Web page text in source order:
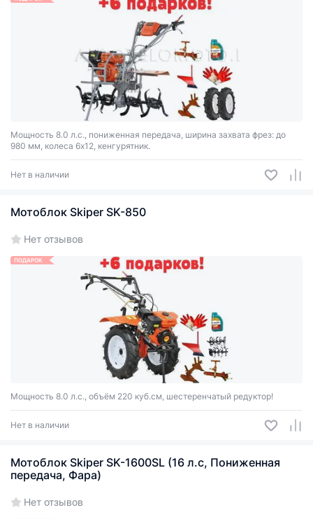
Мощность 8.0 л.с., пониженная передача, ширина захвата фрез: до
980 мм, колеса 6х12, кенгурятник.
Нет в наличии
Мотоблок Skiper SK-850
Нет отзывов
ПОДАРОК
Мощность 8.0 л.с., объём 220 куб.см, шестеренчатый редуктор!
Нет в наличии
Мотоблок Skiper SK-1600SL (16 л.с, Пониженная
передача, Фара)
Нет отзывов